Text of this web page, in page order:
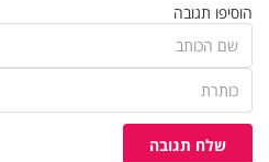
הוסיפו תגובה
שלח תגובה